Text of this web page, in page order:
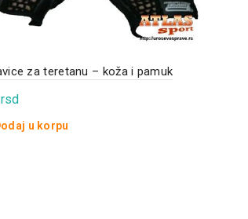
za teretanu – koža i pamuk
rsd
u korpu